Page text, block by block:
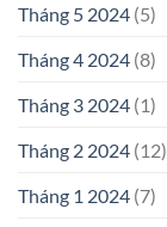
Tháng 5 2024 (5)
Tháng 4 2024 (8)
Tháng 3 2024 (1)
Tháng 2 2024 (12)
Tháng 1 2024 (7)